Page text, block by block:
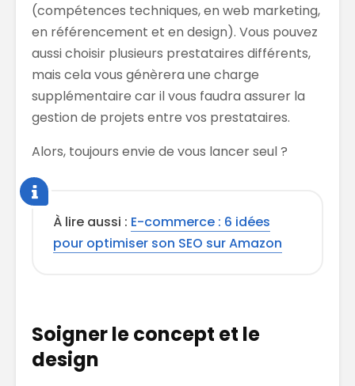
(compétences techniques, en web marketing,
en référencement et en design). Vous pouvez
aussi choisir plusieurs prestataires différents,
mais cela vous génèrera une charge
supplémentaire car il vous faudra assurer la
gestion de projets entre vos prestataires.
Alors, toujours envie de vous lancer seul ?
À lire aussi : E-commerce : 6 idées
pour optimiser son SEO sur Amazon
Soigner le concept et le
design